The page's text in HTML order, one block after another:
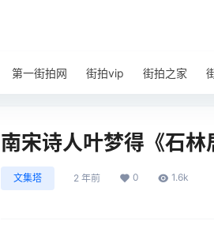
第一街拍网 街拍vip 街拍之家
南宋诗人叶梦得《石
文集塔 2 年前 0 1.6k